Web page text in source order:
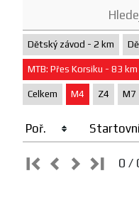
Dětský závod - 2 km
MTB: Přes Korsiku - 83 km
Celkem M4 Z4 M7
Poř.
0 /